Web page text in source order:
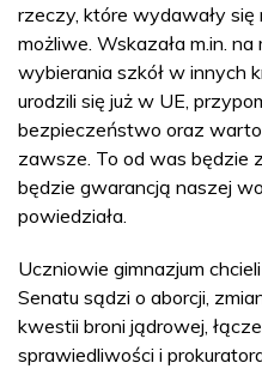
rzeczy, które wydawały się
możliwe. Wskazała m.in.
wybierania szkół w innych
urodzili się już w UE,
bezpieczeństwo oraz
zawsze. To od was będzie
będzie gwarancją naszej
powiedziała.
Uczniowie gimnazjum
Senatu sądzi o aborcji,
kwestii broni jądrowej,
sprawiedliwości i